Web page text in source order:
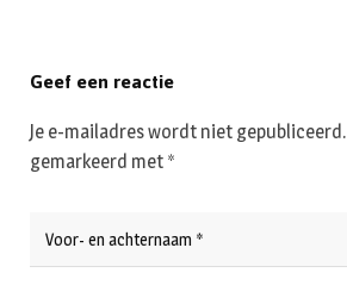
Geef een reactie
Je e-mailadres wordt niet gepubliceerd.
gemarkeerd met *